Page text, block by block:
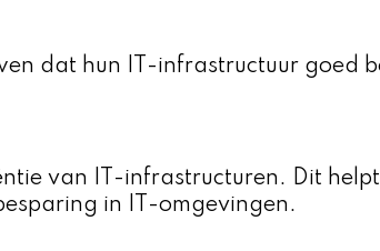
dat hun IT-infrastructuur goed
van IT-infrastructuren. Dit
in IT-omgevingen.